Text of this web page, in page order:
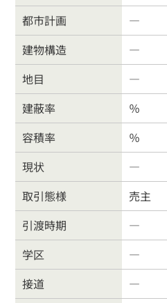
都市計画
―
建物構造
―
地目
―
建蔽率
％
容積率
％
現状
―
取引態様
売主
引渡時期
―
学区
―
接道
―
会社案内
リンク集
026-214-8737